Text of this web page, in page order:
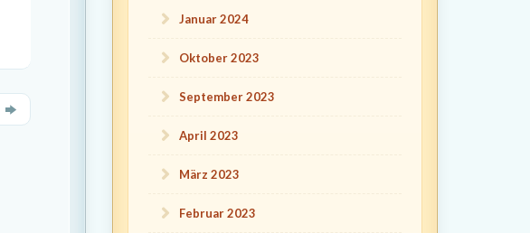
Januar 2024
Oktober 2023
September 2023
April 2023
März 2023
Februar 2023